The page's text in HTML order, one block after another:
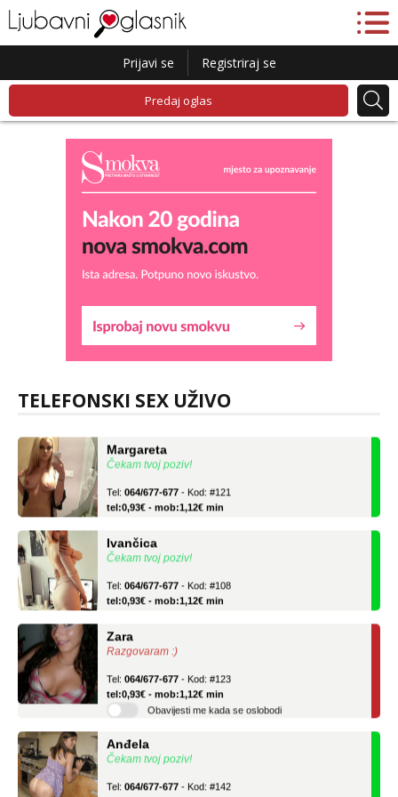
Prijavi se Registriraj se
Predaj oglas
TELEFONSKI SEX UŽIVO
Lucija
Čekam tvoj poziv!
tel:0,93€ - mob:1,12€ min
Čekam tvoj poziv!
tel:0,93€ - mob:1,12€ min
Čekam tvoj poziv!
tel:0,93€ - mob:1,12€ min
Razgovaram :)
tel:0,93€ - mob:1,12€ min
Obavijesti me kada se oslobodi
Čekam tvoj poziv!
tel:0,93€ - mob:1,12€ min